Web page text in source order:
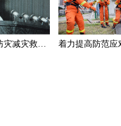
周恩来关于防灾减灾救灾的一组论述